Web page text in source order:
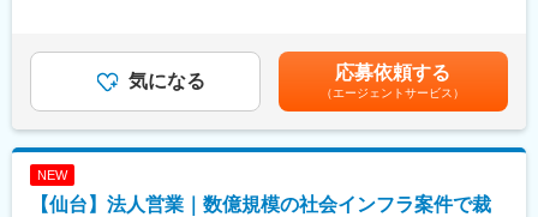
財渉外の観点から担います。
■配属先について：
・Anaqua
※2026年度実績：平均17,000円賃金はあくまでも目安の金額であ
り、選考を通じて上下する可能性があります。月給(月額)は固定手
気になる 応募依頼する
（エージェントサービス）
NEW
【仙台】法人営業｜数億規模の社会インフラ案件で裁